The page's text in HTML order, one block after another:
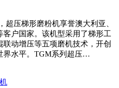
超压梯形磨粉机享誉澳大利亚、
客户国家。该机型采用了梯形工
动增压等五项磨机技术，开创
界水平。TGM系列超压…